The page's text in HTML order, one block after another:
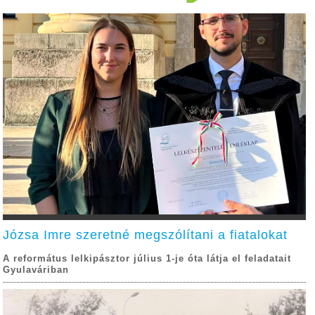
Józsa Imre szeretné megszólítani a fiatalokat
A református lelkipásztor július 1-je óta látja el feladatait
Gyulaváriban